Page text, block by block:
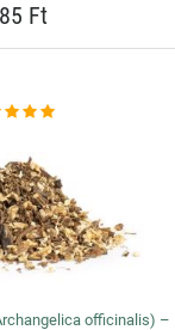
Ft
officinalis) –